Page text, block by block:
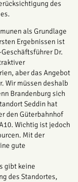
des
als Grundlage
Ergebnissen ist
Dr.
aber das Angebot
Wir müssen deshalb
Brandenburg sich
Seddin hat
den Güterbahnhof
Wichtig ist jedoch
Mit der
gute
gibt keine
des Standortes,